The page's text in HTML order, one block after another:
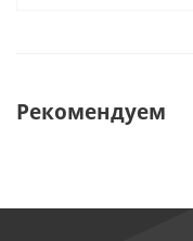
Рекомендуем